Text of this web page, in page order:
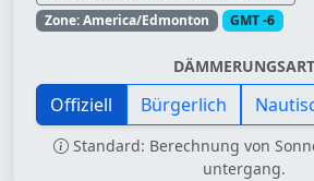
Zone: America/Edmonton GMT -6
DÄMMERUNGSART
Offiziell Bürgerlich
Standard: Berechnung von
untergang.